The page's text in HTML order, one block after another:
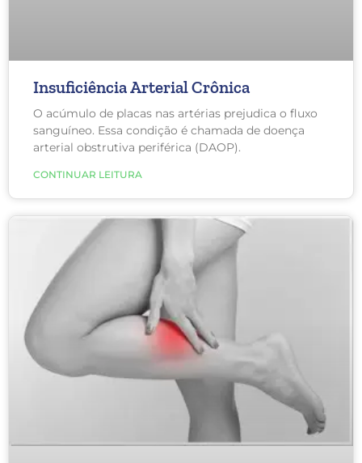
Insuficiência Arterial Crônica
O acúmulo de placas nas artérias prejudica o fluxo
sanguíneo. Essa condição é chamada de doença
arterial obstrutiva periférica (DAOP).
CONTINUAR LEITURA